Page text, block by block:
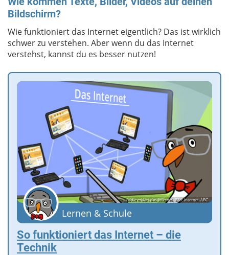
Bildschirm?
Wie funktioniert das Internet eigentlich? Das ist wirklich
schwer zu verstehen. Aber wenn du das Internet
verstehst, kannst du es besser nutzen!
Eddie erklärt das Internet; Bild: Internet-ABC
Lernen & Schule
So funktioniert das Internet – die
Technik